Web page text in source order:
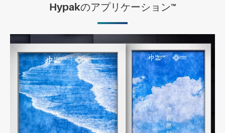
Hypakのアプリケーション™